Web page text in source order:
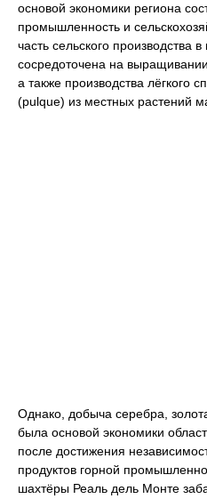
основой экономики региона
промышленность и
часть сельского производства
сосредоточена на
а также производства лёгкого
(pulque) из местных растений
Однако, добыча серебра,
была основой экономики
после достижения
продуктов горной
шахтёры Реаль дель Монте